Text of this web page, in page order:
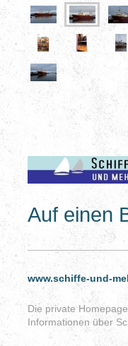
Auf einen
www.schiffe-und-
Die private
Informationen über